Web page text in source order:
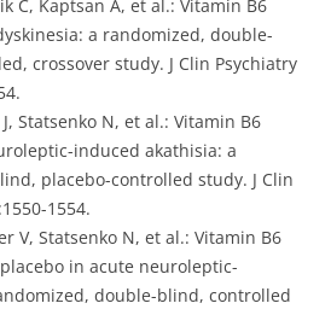
C, Kaptsan A, et al.: Vitamin B6
a randomized, double-
crossover study. J Clin Psychiatry
Statsenko N, et al.: Vitamin B6
induced akathisia: a
placebo-controlled study. J Clin
1554.
V, Statsenko N, et al.: Vitamin B6
in acute neuroleptic-
double-blind, controlled